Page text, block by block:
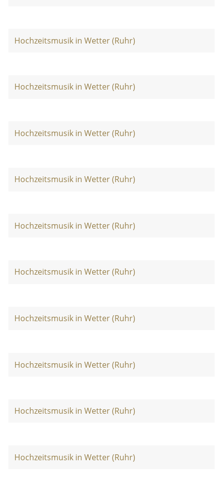
Hochzeitsmusik in Wetter (Ruhr)
Hochzeitsmusik in Wetter (Ruhr)
Hochzeitsmusik in Wetter (Ruhr)
Hochzeitsmusik in Wetter (Ruhr)
Hochzeitsmusik in Wetter (Ruhr)
Hochzeitsmusik in Wetter (Ruhr)
Hochzeitsmusik in Wetter (Ruhr)
Hochzeitsmusik in Wetter (Ruhr)
Hochzeitsmusik in Wetter (Ruhr)
Hochzeitsmusik in Wetter (Ruhr)